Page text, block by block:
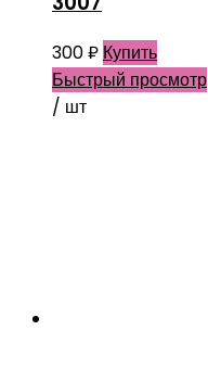
300₽ Купить
Быстрый просмотр
/ шт